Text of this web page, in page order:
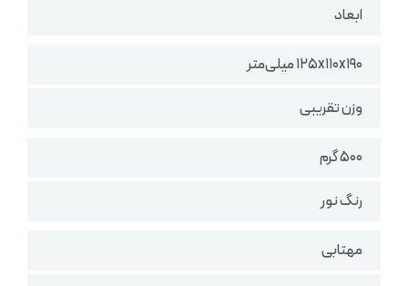
ابعاد
۱۲۵x۱۱۰x۱۹۰ میلی‌متر
وزن تقریبی
۵۰۰ گرم
رنگ نور
مهتابی